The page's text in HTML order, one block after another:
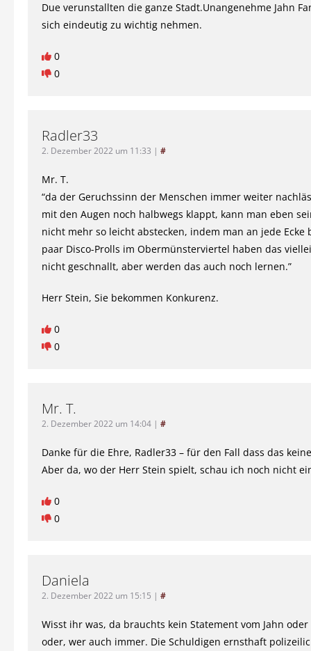
Due verunstallten die ganze Stadt.Unangenehme Jahn
sich eindeutig zu wichtig nehmen.
0
0
Radler33
2. Dezember 2022 um 11:33 | #
Mr. T.
“da der Geruchssinn der Menschen immer weiter
mit den Augen noch halbwegs klappt, kann man eben
nicht mehr so leicht abstecken, indem man an jede Ecke
paar Disco-Prolls im Obermünsterviertel haben das
nicht geschnallt, aber werden das auch noch lernen.”
Herr Stein, Sie bekommen Konkurenz.
0
0
Mr. T.
2. Dezember 2022 um 14:04 | #
Danke für die Ehre, Radler33 – für den Fall dass das
Aber da, wo der Herr Stein spielt, schau ich noch nicht
0
0
Daniela
2. Dezember 2022 um 15:15 | #
Wisst ihr was, da brauchts kein Statement vom Jahn
oder, wer auch immer. Die Schuldigen ernsthaft